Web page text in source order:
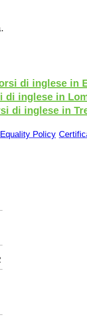
di inglese in
di inglese in
di inglese in
Policy